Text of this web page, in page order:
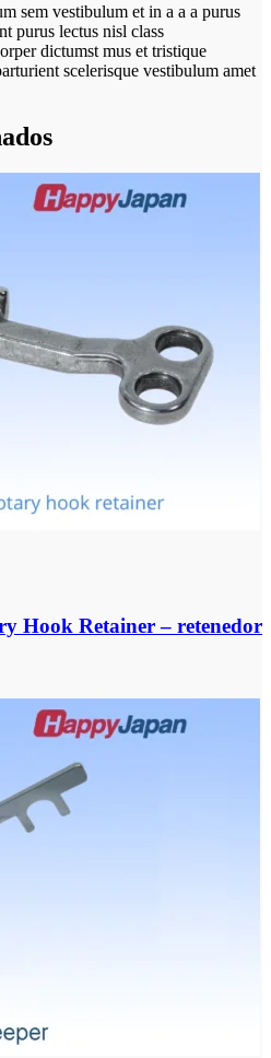
sem vestibulum et in a a a purus
purus lectus nisl class
dictumst mus et tristique
scelerisque vestibulum amet
Hook Retainer – retenedor